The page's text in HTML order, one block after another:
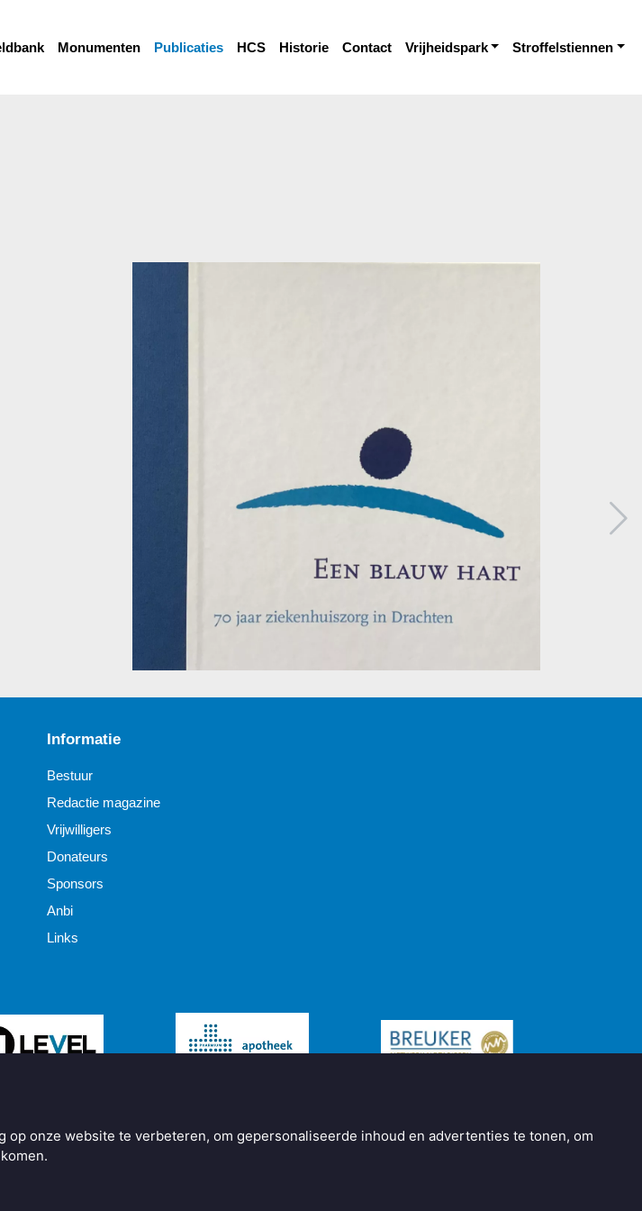
onze website te verbeteren, om gepersonaliseerde inhoud en advertenties te tonen, om
Monumenten Publicaties HCS Historie Contact Vrijheidspark Stroffelstiennen
Informatie
Bestuur
Redactie magazine
Vrijwilligers
Donateurs
Sponsors
Anbi
Links